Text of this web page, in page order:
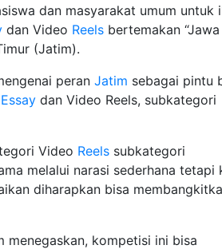
dan masyarakat umum untuk
dan Video Reels bertemakan “Jawa
(Jatim).
peran Jatim sebagai pintu
Essay dan Video Reels, subkategori
Video Reels subkategori
melalui narasi sederhana tetapi
diharapkan bisa
menegaskan, kompetisi ini bisa